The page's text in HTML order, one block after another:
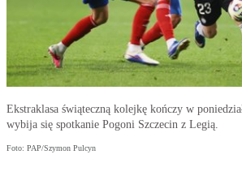
Ekstraklasa świąteczną kolejkę kończy w
wybija się spotkanie Pogoni Szczecin z Legią.
Foto: PAP/Szymon Pulcyn